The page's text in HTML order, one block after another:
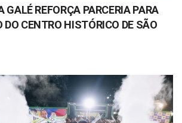
REFORÇA PARCERIA PARA
CENTRO HISTÓRICO DE SÃO